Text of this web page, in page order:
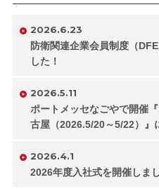
2026.6.23
防衛関連企業会員制度（
した！
2026.5.11
ポートメッセなごやで開催
古屋（2026.5/20～5/22）』
2026.4.1
2026年度入社式を開催しま